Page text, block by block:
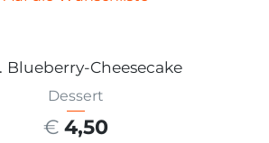
Blueberry-Cheesecake
Dessert
€ 4,50